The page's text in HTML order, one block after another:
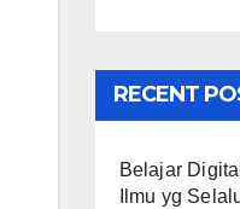
RECENT
Belajar
Ilmu yg